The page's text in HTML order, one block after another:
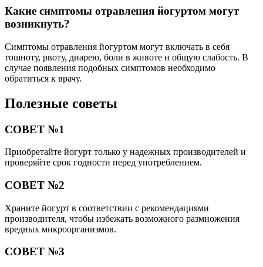
Какие симптомы отравления йогуртом могут
возникнуть?
Симптомы отравления йогуртом могут включать в себя
тошноту, рвоту, диарею, боли в животе и общую слабость. В
случае появления подобных симптомов необходимо
обратиться к врачу.
Полезные советы
СОВЕТ №1
Приобретайте йогурт только у надежных производителей и
проверяйте срок годности перед употреблением.
СОВЕТ №2
Храните йогурт в соответствии с рекомендациями
производителя, чтобы избежать возможного размножения
вредных микроорганизмов.
СОВЕТ №3